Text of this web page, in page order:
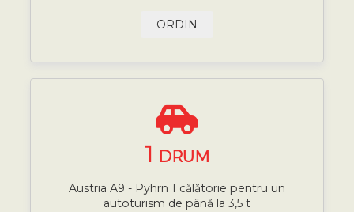
ORDIN
1 DRUM
Austria A9 - Pyhrn 1 călătorie pentru un
autoturism de până la 3,5 t